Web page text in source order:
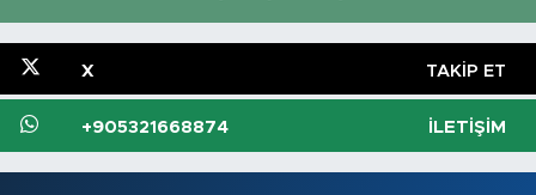
X TAKIP ET
+905321668874 İLETIŞIM